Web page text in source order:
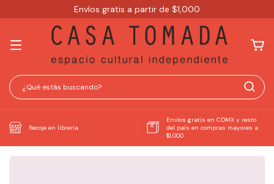
Envíos gratis a partir de $1,000
Recoje en librería
Envíos gratis en CDMX y resto
del país en compras mayores a
$1,000